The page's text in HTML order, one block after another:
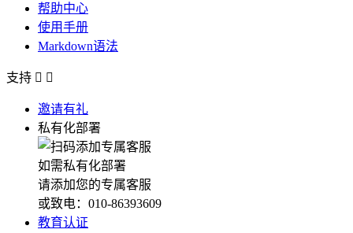
帮助中心
使用手册
Markdown语法
支持  
邀请有礼
私有化部署
如需私有化部署
请添加您的专属客服
或致电：010-86393609
教育认证